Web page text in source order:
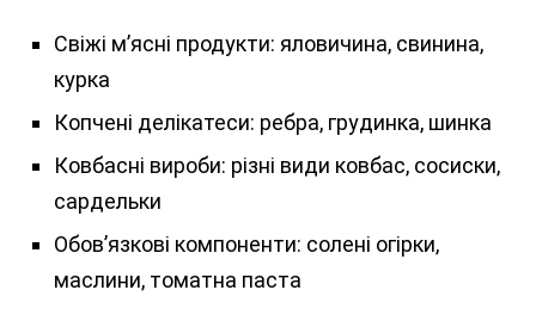
Свіжі м’ясні продукти: яловичина, свинина,
курка
Копчені делікатеси: ребра, грудинка, шинка
Ковбасні вироби: різні види ковбас, сосиски,
сардельки
Обов’язкові компоненти: солені огірки,
маслини, томатна паста